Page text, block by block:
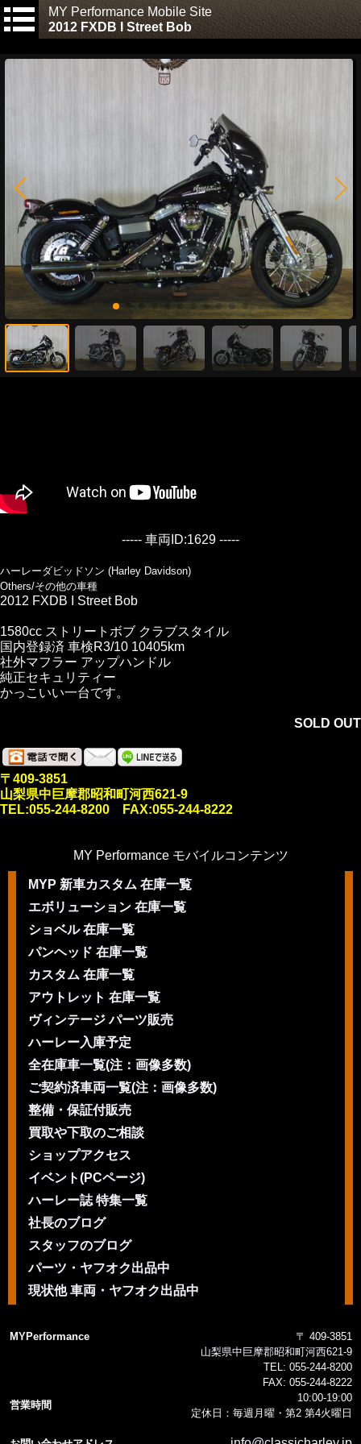
MY Performance Mobile Site
2012 FXDB I Street Bob
----- 車両ID:1629 -----
ハーレーダビッドソン (Harley Davidson)
Others/その他の車種
2012 FXDB I Street Bob
1580cc ストリートボブ クラブスタイル
国内登録済 車検R3/10 10405km
社外マフラー アップハンドル
純正セキュリティー
かっこいい一台です。
SOLD OUT
〒409-3851
山梨県中巨摩郡昭和町河西621-9
TEL:055-244-8200 FAX:055-244-8222
MY Performance モバイルコンテンツ
MYP 新車カスタム 在庫一覧
エボリューション 在庫一覧
ショベル 在庫一覧
パンヘッド 在庫一覧
カスタム 在庫一覧
アウトレット 在庫一覧
ヴィンテージ パーツ販売
ハーレー入庫予定
全在庫車一覧(注：画像多数)
ご契約済車両一覧(注：画像多数)
整備・保証付販売
買取や下取のご相談
ショップアクセス
イベント(PCページ)
ハーレー誌 特集一覧
社長のブログ
スタッフのブログ
パーツ・ヤフオク出品中
現状他 車両・ヤフオク出品中
MYPerformance
〒 409-3851
山梨県中巨摩郡昭和町河西621-9
TEL: 055-244-8200
FAX: 055-244-8222
営業時間
10:00-19:00
定休日：毎週月曜・第2 第4火曜日